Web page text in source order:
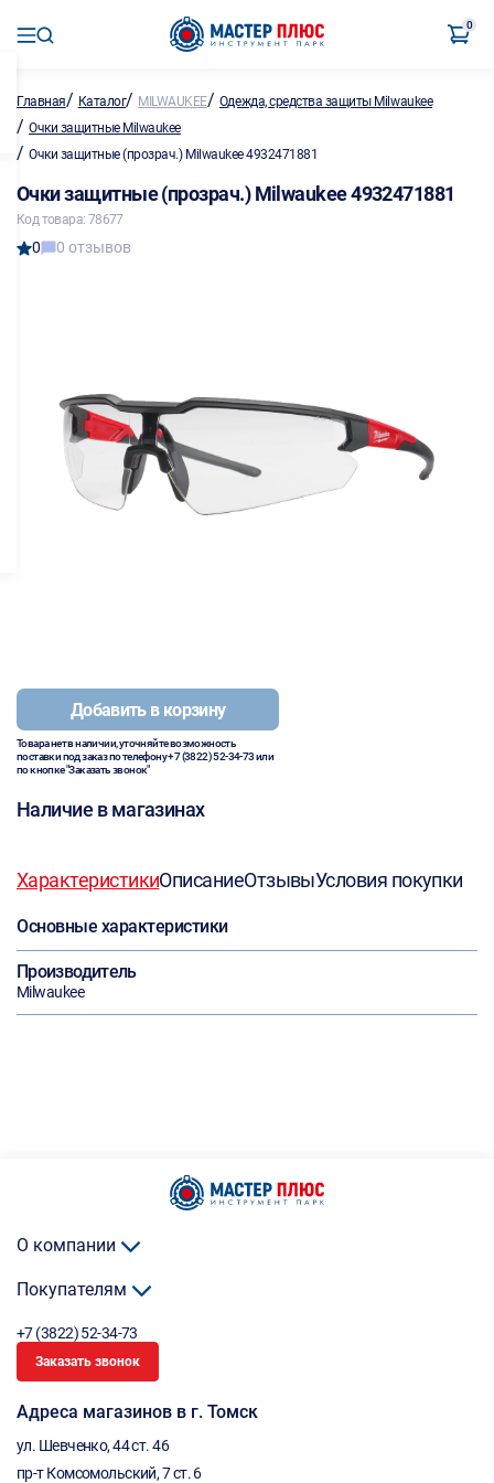
0
Главная/ Каталог/ MILWAUKEE/ Одежда, средства защиты Milwaukee
/ Очки защитные Milwaukee
/ Очки защитные (прозрач.) Milwaukee 4932471881
Очки защитные (прозрач.) Milwaukee 4932471881
Код товара: 78677
0 0 отзывов
Добавить в корзину
Товара нет в наличии, уточняйте возможность
поставки под заказ по телефону+7 (3822) 52-34-73или
по кнопке "Заказать звонок"
Наличие в магазинах
ХарактеристикиОписаниеОтзывыУсловия покупки
Основные характеристики
Производитель
Milwaukee
О компании
Покупателям
+7 (3822) 52-34-73
Заказать звонок
Адреса магазинов в г. Томск
ул. Шевченко, 44 ст. 46
пр-т Комсомольский, 7 ст. 6